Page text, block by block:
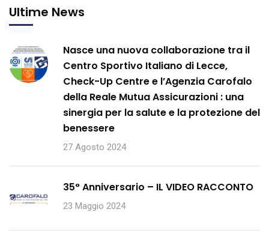
Ultime News
Nasce una nuova collaborazione tra il
Centro Sportivo Italiano di Lecce,
Check-Up Centre e l’Agenzia Carofalo
della Reale Mutua Assicurazioni : una
sinergia per la salute e la protezione del
benessere
27 Agosto 2024
35° Anniversario – IL VIDEO RACCONTO
23 Maggio 2024